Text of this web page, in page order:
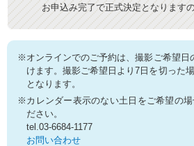
お申込み完了で正式決定となります
※オンラインでのご予約は、撮影ご希望日
けます。撮影ご希望日より7日を切った
となります。
※カレンダー表示のない土日をご希望の場
ださい。
tel.03-6684-1177
お問い合わせ